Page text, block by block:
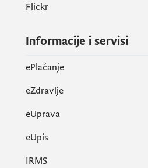
Flickr
Informacije i servisi
ePlaćanje
eZdravlje
eUprava
еUpis
IRMS